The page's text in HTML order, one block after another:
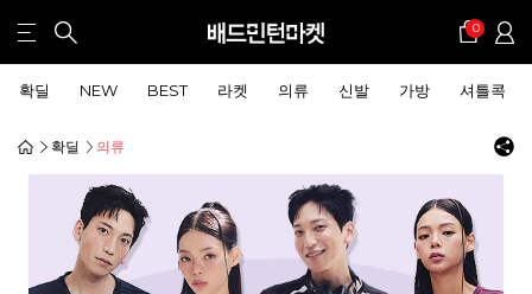
0
확딜 NEW BEST 라켓 의류 신발 가방 셔틀콕
확딜 의류